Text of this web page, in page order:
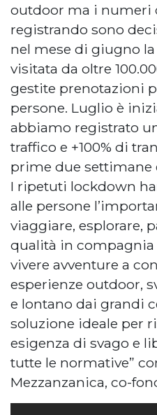
outdoor ma i numeri
registrando sono
nel mese di giugno
visitata da oltre
gestite prenotazioni
persone. Luglio è
abbiamo registrato
traffico e +100% di
prime due settimane
I ripetuti lockdown
alle persone
viaggiare, esplorare,
qualità in
vivere avventure a
esperienze outdoor,
e lontano dai grandi
soluzione ideale per
esigenza di svago e
tutte le normative”
Mezzanzanica, co-